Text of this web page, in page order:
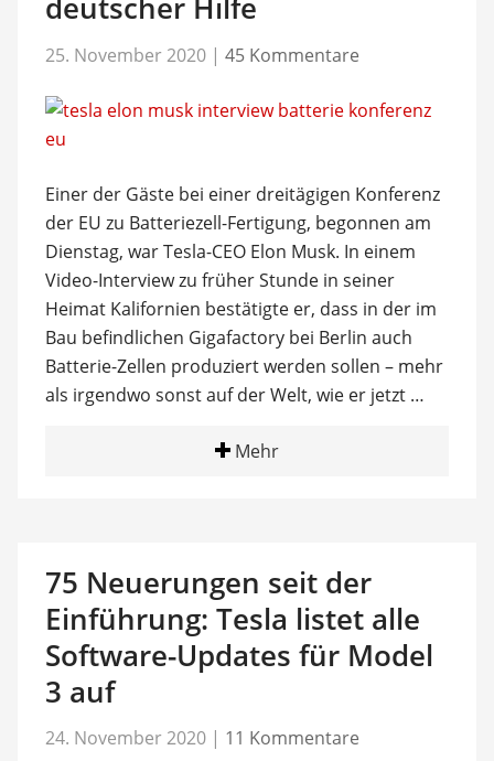
25. November 2020 | 45 Kommentare
Einer der Gäste bei einer dreitägigen Konferenz
der EU zu Batteriezell-Fertigung, begonnen am
Dienstag, war Tesla-CEO Elon Musk. In einem
Video-Interview zu früher Stunde in seiner
Heimat Kalifornien bestätigte er, dass in der im
Bau befindlichen Gigafactory bei Berlin auch
Batterie-Zellen produziert werden sollen – mehr
als irgendwo sonst auf der Welt, wie er jetzt …
Mehr
75 Neuerungen seit der
Einführung: Tesla listet alle
Software-Updates für Model
3 auf
24. November 2020 | 11 Kommentare